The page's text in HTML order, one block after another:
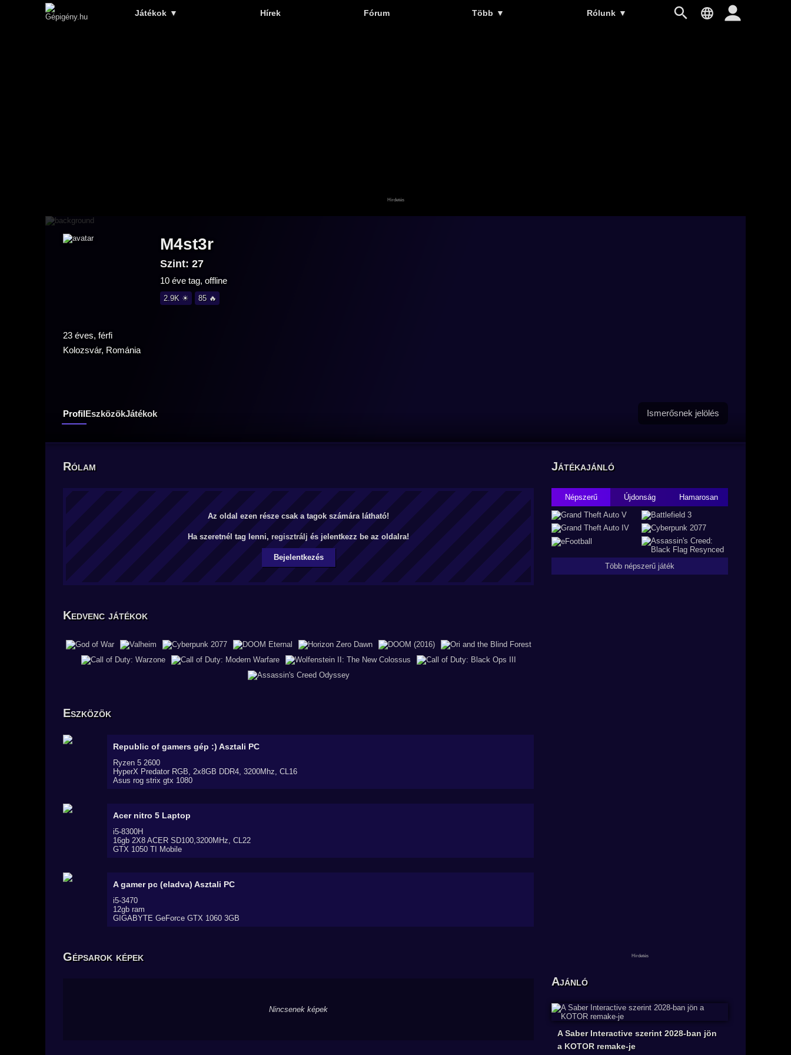
Játékok ▼ Hírek Fórum Több ▼ Rólunk ▼
M4st3r
Szint: 27
10 éve tag, offline
2.9K ☀ 85 🔥
23 éves, férfi
Kolozsvár, Románia
ProfilEszközökJátékok Ismerősnek jelölés
Rólam
Az oldal ezen része csak a tagok számára látható!
Ha szeretnél tag lenni, regisztrálj és jelentkezz be az oldalra!
Bejelentkezés
Kedvenc játékok
Eszközök
Republic of gamers gép :) Asztali PC
Ryzen 5 2600
HyperX Predator RGB, 2x8GB DDR4, 3200Mhz, CL16
Asus rog strix gtx 1080
Acer nitro 5 Laptop
i5-8300H
16gb 2X8 ACER SD100,3200MHz, CL22
GTX 1050 TI Mobile
A gamer pc (eladva) Asztali PC
i5-3470
12gb ram
GIGABYTE GeForce GTX 1060 3GB
Gépsarok képek
Nincsenek képek
Játékajánló
Népszerű Újdonság Hamarosan
Több népszerű játék
Ajánló
A Saber Interactive szerint 2028-ban jön
a KOTOR remake-je